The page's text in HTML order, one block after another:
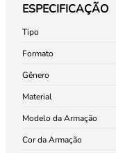
ESPECIFICAÇÃO
Tipo
Formato
Gênero
Material
Modelo da Armação
Cor da Armação